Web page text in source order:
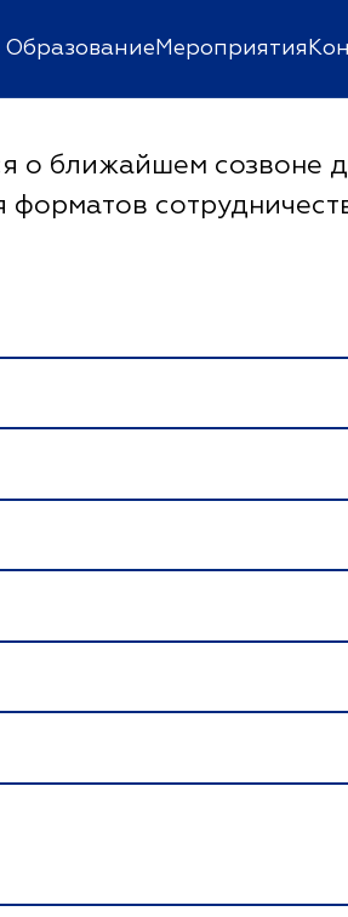
Образование Мероприятия
заявку
о ближайшем созвоне
форматов